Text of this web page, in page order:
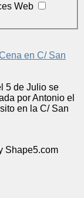
Web
en C/ San
5 de Julio se
por Antonio el
en la C/ San
Shape5.com